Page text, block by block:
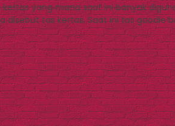
yang mana saat ini banyak
tas kertas. Saat ini tas goodie